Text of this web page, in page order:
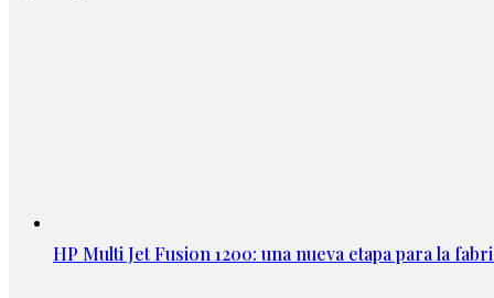
HP Multi Jet Fusion 1200: una nueva etapa para la